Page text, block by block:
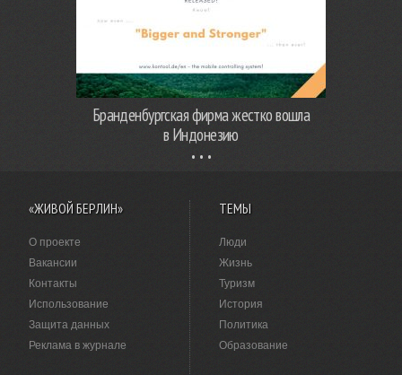
Бранденбургская фирма жестко вошла
в Индонезию
«ЖИВОЙ БЕРЛИН»
О проекте
Вакансии
Контакты
Использование
Защита данных
Реклама в журнале
ТЕМЫ
Люди
Жизнь
Туризм
История
Политика
Образование